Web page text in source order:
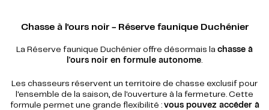
Chasse à l'ours noir - Réserve faunique Duchénier
La Réserve faunique Duchénier offre désormais la chasse à
l'ours noir en formule autonome
Les chasseurs réservent un territoire de chasse exclusif pour
l'ensemble de la saison, de l'ouverture à la fermeture. Cette
formule permet une grande flexibilité : vous pouvez accéder à